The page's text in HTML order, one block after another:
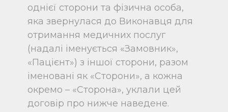
однієї сторони та фізична особа,
яка звернулася до Виконавця для
отримання медичних послуг
(надалі іменується «Замовник»,
«Пацієнт») з іншої сторони, разом
іменовані як «Сторони», а кожна
окремо – «Сторона», уклали цей
договір про нижче наведене.